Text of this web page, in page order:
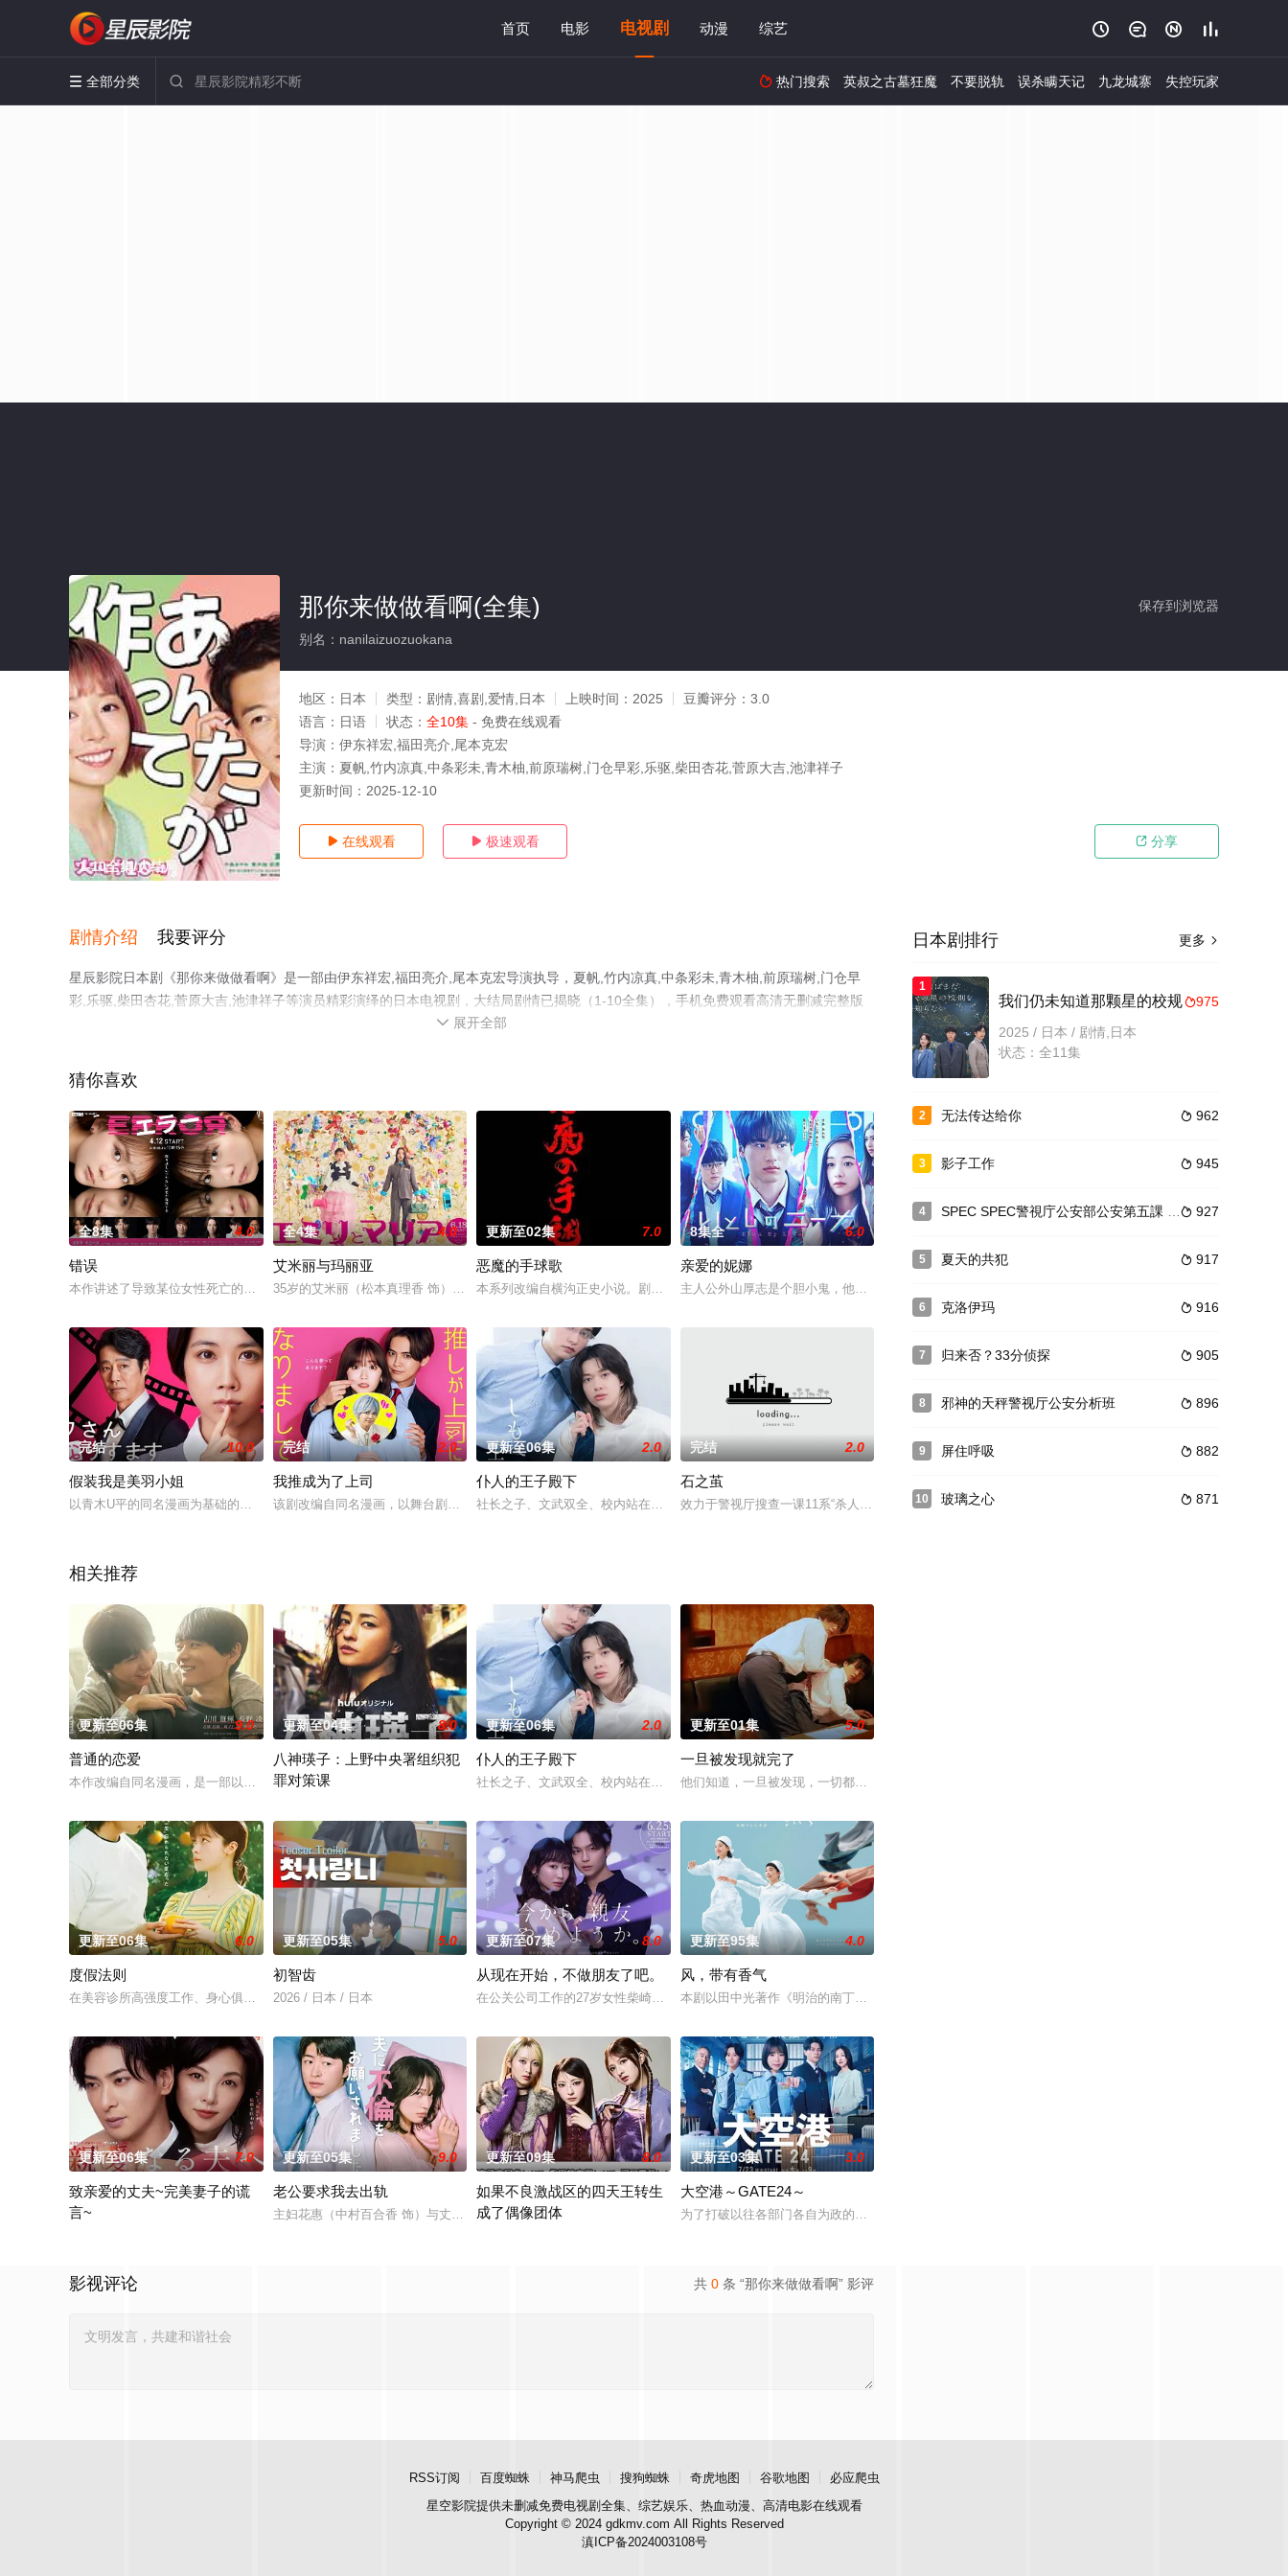
首页 电影 电视剧 动漫 综艺    
 全部分类   热门搜索 英叔之古墓狂魔 不要脱轨 误杀瞒天记 九龙城寨 失控玩家
1-10全集/大结局
保存到浏览器
那你来做做看啊(全集)
别名：nanilaizuozuokana
地区： 日本 类型： 剧情,喜剧,爱情,日本 上映时间： 2025 豆瓣评分： 3.0
语言： 日语 状态： 全10集 - 免费在线观看
导演： 伊东祥宏,福田亮介,尾本克宏
主演： 夏帆,竹内凉真,中条彩未,青木柚,前原瑞树,门仓早彩,乐驱,柴田杏花,菅原大吉,池津祥子
更新时间： 2025-12-10
 在线观看  极速观看  分享
剧情介绍 我要评分
星辰影院日本剧《那你来做做看啊》是一部由伊东祥宏,福田亮介,尾本克宏导演执导，夏帆,竹内凉真,中条彩未,青木柚,前原瑞树,门仓早
彩,乐驱,柴田杏花,菅原大吉,池津祥子等演员精彩演绎的日本电视剧，大结局剧情已揭晓（1-10全集），手机免费观看高清无删减完整版
电视剧全集就上星辰影视，更多相关信息可移步至豆瓣电视剧、电视猫或剧情网等平台了解。
 展开全部
猜你喜欢
全8集 4.0
错误
本作讲述了导致某位女性死亡的中田梦，与该女性的女儿大迫未央相遇的故事。两个月前，梦本欲救助试图自杀的
全4集 4.0
艾米丽与玛丽亚
35岁的艾米丽（松本真理香 饰）经营着服装品牌，玛丽亚（高桥玛莉润 饰）则在电视台干练工作。两人自幼
更新至02集 7.0
恶魔的手球歌
本系列改编自横沟正史小说。剧中到访冈山的金田一将下榻鬼首村温泉旅馆“龟之汤”。该村在23年前曾发生命
8集全 6.0
亲爱的妮娜
主人公外山厚志是个胆小鬼，他被好友告知女高中生妮娜被绑架，挺身冒险将其解救后，竟发现绑架案的主谋
完结 10.0
假装我是美羽小姐
以青木U平的同名漫画为基础的本作品的主人公，是电影狂热的自由职业者·久保田美轮。她得知自己敬爱的国民
完结 2.0
我推成为了上司
该剧改编自同名漫画，以舞台剧观剧为生存意义，把舞台剧演员桐生斗真当做自己推的公司职员中条瞳，因斗真的
更新至06集 2.0
仆人的王子殿下
社长之子、文武双全、校内站在金字塔顶端的五藤直也（小川饰），以及每天被他使唤来使唤去、身处底层阴角的
完结 2.0
石之茧
效力于警视厅搜查一课11系“杀人分析班”的巡查部长如月塔子（木村文乃饰），一直以已故的父亲如月功（仲
相关推荐
更新至06集 9.0
普通的恋爱
本作改编自同名漫画，是一部以处于上下级关系的文原一良与东庆伊为中心，讲述这两个笨拙之人寻觅属于自己幸
更新至04集 8.0
八神瑛子：上野中央署组织犯
罪对策课
更新至06集 2.0
仆人的王子殿下
社长之子、文武双全、校内站在金字塔顶端的五藤直也（小川饰），以及每天被他使唤来使唤去、身处底层阴角的
更新至01集 5.0
一旦被发现就完了
他们知道，一旦被发现，一切都会结束。 一对高中情侣努力守护他们的秘密恋情， 在嫉妒、误解和被发现的恐
更新至06集 6.0
度假法则
在美容诊所高强度工作、身心俱疲的星野绿（桥本环奈 饰），因诊所突然倒闭而失业。在哥哥的建议下，她来到
更新至05集 5.0
初智齿
2026 / 日本 / 日本
更新至07集 8.0
从现在开始，不做朋友了吧。
在公关公司工作的27岁女性柴崎希麻里性格开朗直率，却因与历任男友在性生活的不合而深陷情感创伤。面对身
更新至95集 4.0
风，带有香气
本剧以田中光著作《明治的南丁格尔 大关和物语》为原案，取材自日本首位专业女护士大关和与铃木雅的真实
更新至06集 7.0
致亲爱的丈夫~完美妻子的谎
言~
更新至05集 9.0
老公要求我去出轨
主妇花惠（中村百合香 饰）与丈夫弘树（佐野玲於 饰）及4岁女儿看似幸福，却面临着丧偶式育儿与长达5年
更新至09集 8.0
如果不良激战区的四天王转生
成了偶像团体
更新至03集 3.0
大空港～GATE24～
为了打破以往各部门各自为政的死板规矩，内阁官房直属成立了一个特殊的新部门“GATE24”。这个部门直
共 0 条 “那你来做做看啊” 影评
影视评论
更多 
日本剧排行
1
975
我们仍未知道那颗星的校规
2025 / 日本 / 剧情,日本
状态：全11集
2  962
无法传达给你
3  945
影子工作
4  927
SPEC SPEC警視庁公安部公安第五課 未詳事件特別対策係事件簿
5  917
夏天的共犯
6  916
克洛伊玛
7  905
归来否？33分侦探
8  896
邪神的天秤警视厅公安分析班
9  882
屏住呼吸
10  871
玻璃之心
RSS订阅 百度蜘蛛 神马爬虫 搜狗蜘蛛 奇虎地图 谷歌地图
必应爬虫
星空影院提供未删减免费电视剧全集、综艺娱乐、热血动漫、高清电影在线观看
Copyright © 2024 gdkmv.com All Rights Reserved
滇ICP备2024003108号